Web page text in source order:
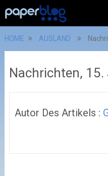
HOME AUSLAND
Nachrichten,
Autor Des Artikels :